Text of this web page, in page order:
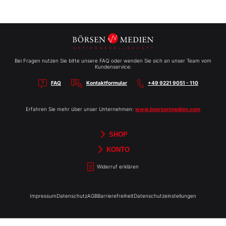
Bei Fragen nutzen Sie bitte unsere FAQ oder wenden Sie sich an unser Team vom
Kundenservice:
FAQ Kontaktformular +49 9221 9051 - 110
Erfahren Sie mehr über unser Unternehmen: www.boersenmedien.com
SHOP
Börsenbriefe
Aktien-Reports
HEBELTRADER
TradingDay
Newsletter
Merchandise
Gutscheine
KONTO
Widerruf erklären
ImpressumDatenschutzAGBBarrierefreiheitDatenschutzeinstellungen